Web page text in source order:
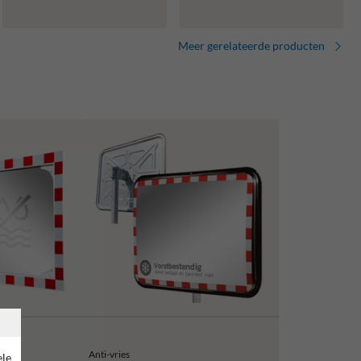
Meer gerelateerde producten
Anti-vries